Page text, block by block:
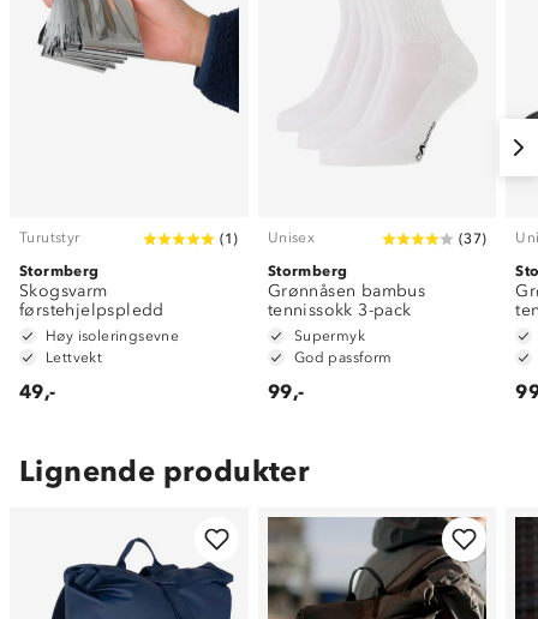
Turutstyr (1 )
Stormberg
Skogsvarm
førstehjelpspledd
Høy isoleringsevne
Lettvekt
49,-
Unisex (37)
Stormberg
Grønnåsen bambus
tennissokk 3-pack
Supermyk
God passform
99,-
Lignende produkter